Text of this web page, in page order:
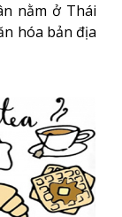
nằm ở Thái
hóa bản địa